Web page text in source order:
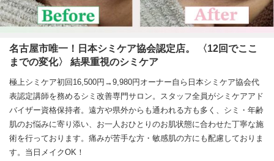
名古屋市唯一！日本シミケア協会認定店。 〈12回でここ
までの変化〉 結果重視のシミケア
極上シミケア初回16,500円→9,980円オーナー自ら日本シミケア協会代
表認定講師を務めるシミ改善専門サロン。スタッフ全員がシミケアアド
バイザー資格保持者。遠方や県外からも通われる方も多く、シミ・年齢
肌のお悩みに寄り添い、お一人おひとりのお肌状態に合わせた丁寧な施
術を行っております。痛みが苦手な方・敏感肌の方にも配慮しておりま
す。当日メイクOK！